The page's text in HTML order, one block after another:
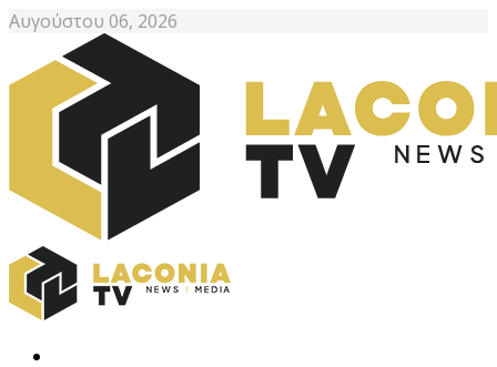
Αυγούστου 06, 2026